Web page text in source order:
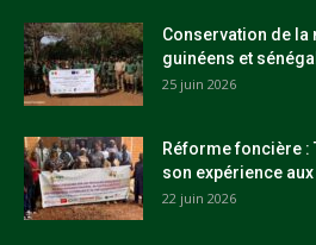
Conservation de la
guinéens et
25 juin 2026
Réforme foncière
son expérience
22 juin 2026